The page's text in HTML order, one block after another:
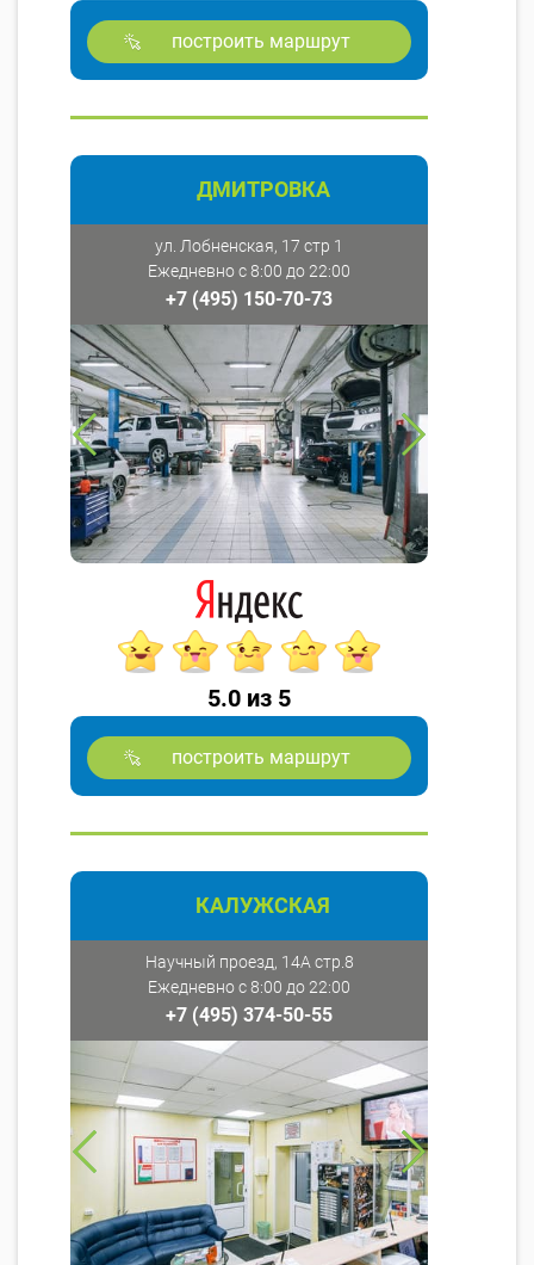
построить маршрут
ДМИТРОВКА
ул. Лобненская, 17 стр 1
Ежедневно с 8:00 до 22:00
+7 (495) 150-70-73
5.0 из 5
построить маршрут
КАЛУЖСКАЯ
Научный проезд, 14А стр.8
Ежедневно с 8:00 до 22:00
+7 (495) 374-50-55